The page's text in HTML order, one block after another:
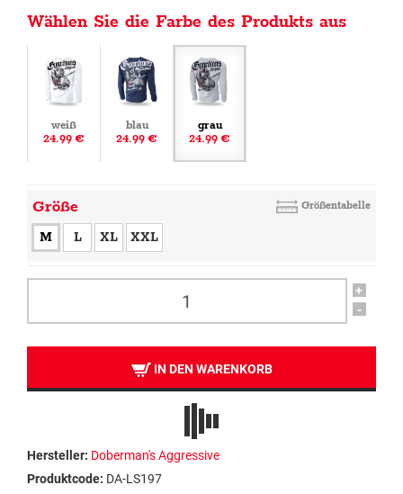
Wählen Sie die Farbe des Produkts aus
weiß
24.99 €
blau
24.99 €
grau
24.99 €
Größe Größentabelle
M L XL XXL
+
-
IN DEN WARENKORB
Hersteller: Doberman's Aggressive
Produktcode: DA-LS197